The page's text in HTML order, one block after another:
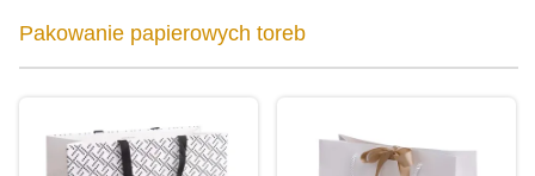
Pakowanie papierowych toreb